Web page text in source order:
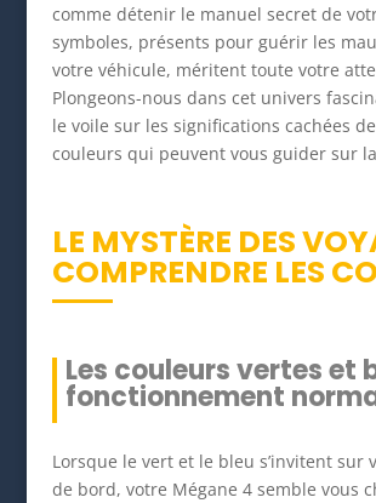
comme détenir le manuel secret de
symboles, présents pour guérir les
votre véhicule, méritent toute votre
Plongeons-nous dans cet univers
le voile sur les significations cachées
couleurs qui peuvent vous guider sur
LE MYSTÈRE DES
COMPRENDRE LES
Les couleurs vertes et
fonctionnement
Lorsque le vert et le bleu s’invitent sur
de bord, votre Mégane 4 semble vous